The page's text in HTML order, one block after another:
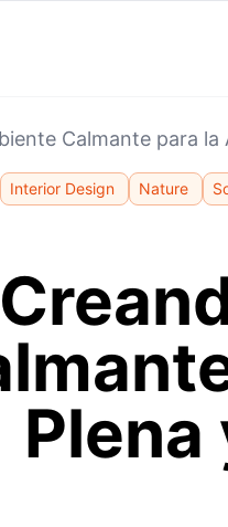
Calmante para la
Interior Design Nature
Plena